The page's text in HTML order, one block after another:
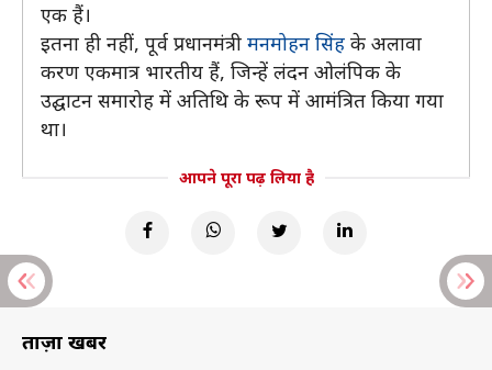
एक हैं।
इतना ही नहीं, पूर्व प्रधानमंत्री मनमोहन सिंह के अलावा
करण एकमात्र भारतीय हैं, जिन्हें लंदन ओलंपिक के
उद्घाटन समारोह में अतिथि के रूप में आमंत्रित किया गया
था।
आपने पूरा पढ़ लिया है
ताज़ा खबरें